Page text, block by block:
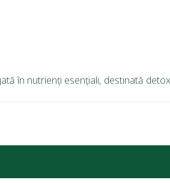
în nutrienți esențiali, destinată